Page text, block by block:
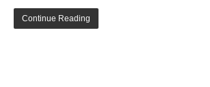
Continue Reading